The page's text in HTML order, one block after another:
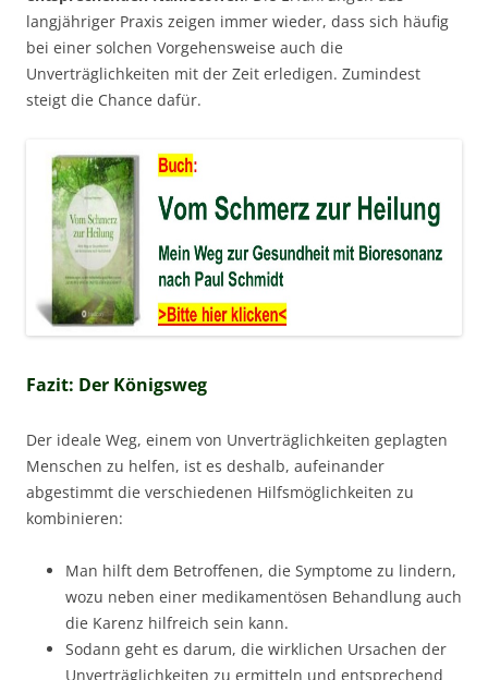
langjähriger Praxis zeigen immer wieder, dass sich häufig
bei einer solchen Vorgehensweise auch die
Unverträglichkeiten mit der Zeit erledigen. Zumindest
steigt die Chance dafür.
Fazit: Der Königsweg
Der ideale Weg, einem von Unverträglichkeiten geplagten
Menschen zu helfen, ist es deshalb, aufeinander
abgestimmt die verschiedenen Hilfsmöglichkeiten zu
kombinieren:
Man hilft dem Betroffenen, die Symptome zu lindern,
wozu neben einer medikamentösen Behandlung auch
die Karenz hilfreich sein kann.
Sodann geht es darum, die wirklichen Ursachen der
Unverträglichkeiten zu ermitteln und entsprechend